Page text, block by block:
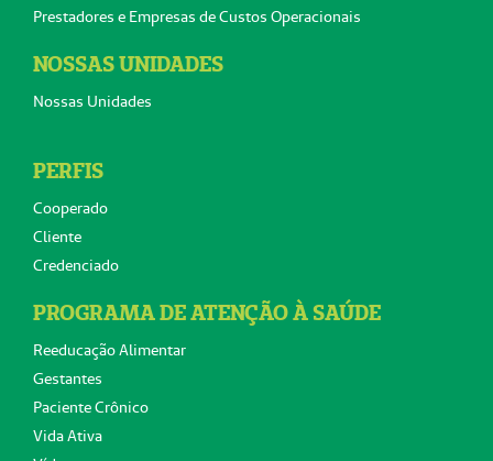
Prestadores e Empresas de Custos Operacionais
NOSSAS UNIDADES
Nossas Unidades
PERFIS
Cooperado
Cliente
Credenciado
PROGRAMA DE ATENÇÃO À SAÚDE
Reeducação Alimentar
Gestantes
Paciente Crônico
Vida Ativa